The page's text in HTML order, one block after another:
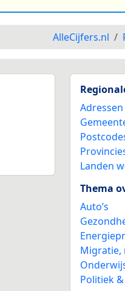
AlleCijfers.nl
Adressen
Landen
Thema
Auto’s
Migratie,
Politiek